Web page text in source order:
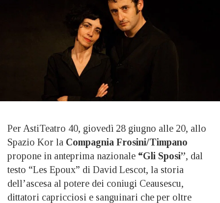
Per AstiTeatro 40, giovedì 28 giugno alle 20, allo
Spazio Kor la Compagnia Frosini/Timpano
propone in anteprima nazionale “Gli Sposi”, dal
testo “Les Epoux” di David Lescot, la storia
dell’ascesa al potere dei coniugi Ceausescu,
dittatori capricciosi e sanguinari che per oltre